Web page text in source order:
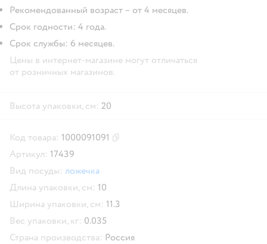
Рекомендованный возраст – от 4 месяцев.
Срок годности: 4 года.
Срок службы: 6 месяцев.
Цены в интернет-магазине могут отличаться
от розничных магазинов.
Высота упаковки, см: 20
Код товара: 1000091091
Артикул: 17439
Вид посуды: ложечка
Длина упаковки, см: 10
Ширина упаковки, см: 11.3
Вес упаковки, кг: 0.035
Страна производства: Россия